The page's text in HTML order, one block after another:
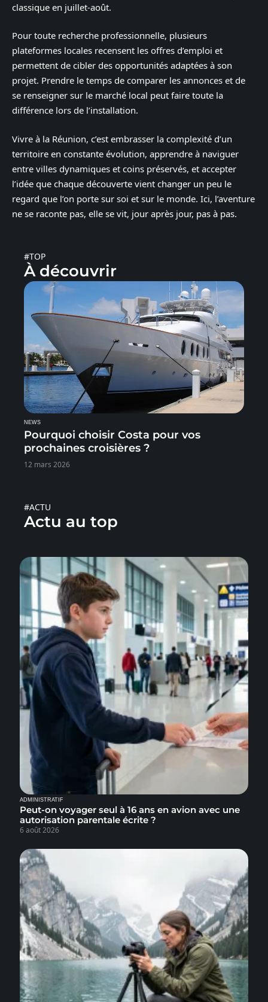
classique en juillet-août.
Pour toute recherche professionnelle, plusieurs
plateformes locales recensent les offres d’emploi et
permettent de cibler des opportunités adaptées à son
projet. Prendre le temps de comparer les annonces et de
se renseigner sur le marché local peut faire toute la
différence lors de l’installation.
Vivre à la Réunion, c’est embrasser la complexité d’un
territoire en constante évolution, apprendre à naviguer
entre villes dynamiques et coins préservés, et accepter
l’idée que chaque découverte vient changer un peu le
regard que l’on porte sur soi et sur le monde. Ici, l’aventure
ne se raconte pas, elle se vit, jour après jour, pas à pas.
#TOP
À découvrir
NEWS
Pourquoi choisir Costa pour vos
prochaines croisières ?
12 mars 2026
#ACTU
Actu au top
ADMINISTRATIF
Peut-on voyager seul à 16 ans en avion avec une
autorisation parentale écrite ?
6 août 2026